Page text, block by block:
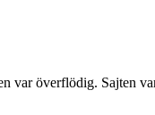
var överflödig. Sajten